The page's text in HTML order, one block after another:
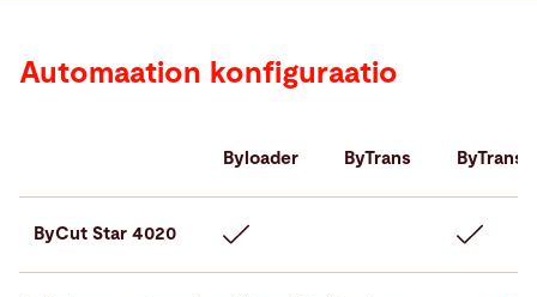
Automaation konfiguraatio
Byloader ByTrans ByTrans
ByCut Star 4020